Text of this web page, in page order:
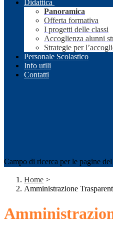
Didattica
Panoramica
Offerta formativa
I progetti delle classi
Accoglienza alunni
Strategie per
Personale Scolastico
Info utili
Contatti
Campo di ricerca per le pagine
Home >
Amministrazione